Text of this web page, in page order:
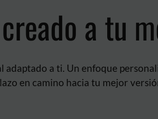
a tu
adaptado a ti. Un enfoque
en camino hacia tu mejor